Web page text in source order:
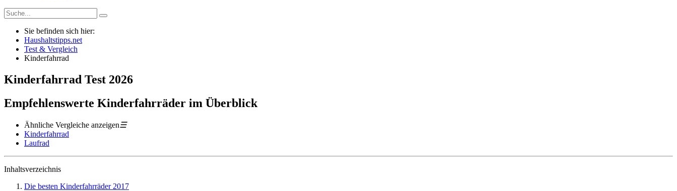
Sie befinden sich hier:
Haushaltstipps.net
Test & Vergleich
Kinderfahrrad
Kinderfahrrad Test 2026
Empfehlenswerte Kinderfahrräder im Überblick
Ähnliche Vergleiche anzeigen☰
Kinderfahrrad
Laufrad
Inhaltsverzeichnis
Die besten Kinderfahrräder 2017